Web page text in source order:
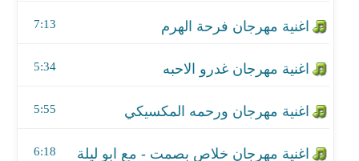
7:13
5:34
5:55
6:18
اغنية مهرجان قلبظ قلبظ
اغنية مهرجان بكبوظة فى شارع 8
اغنية مهرجان إثبت مكانك - مع السويسي